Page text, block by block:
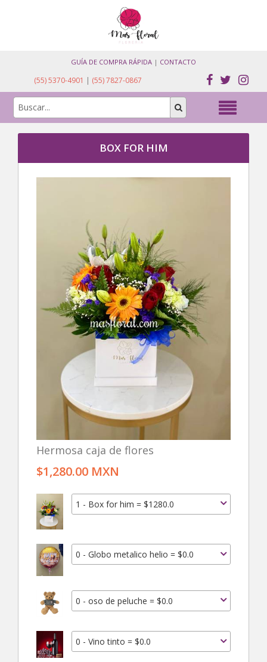
GUÍA DE COMPRA RÁPIDA | CONTACTO
(55) 5370-4901 | (55) 7827-0867
BOX FOR HIM
Hermosa caja de flores
$1,280.00 MXN
1 - Box for him = $1280.0
0 - Globo metalico helio = $0.0
0 - oso de peluche = $0.0
0 - Vino tinto = $0.0